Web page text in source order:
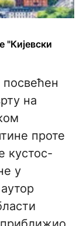
"Кијевски
на
проте
кустос-
у